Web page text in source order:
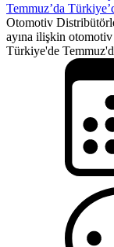
Temmuz’da
Otomotiv
ayına ilişkin otomotiv
Türkiye'de